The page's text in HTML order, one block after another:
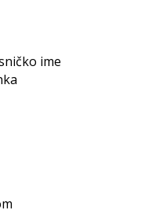
ime